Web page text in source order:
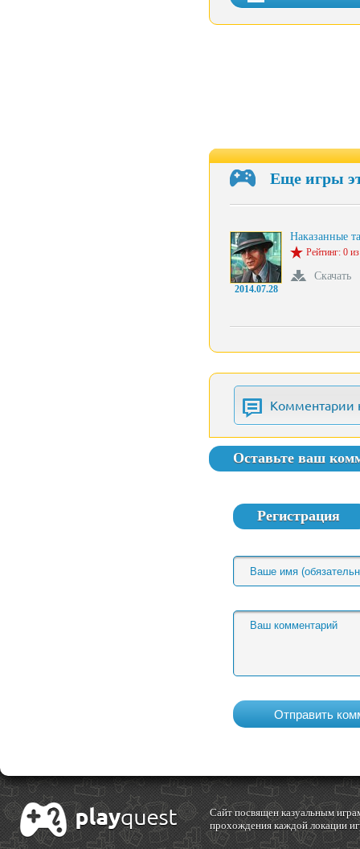
Еще игры
2014.07.28
Наказанные
Рейтинг: 0
Скачать
Комментарии
Оставьте ваш
Регистрация
Cайт посвящен казуальным
прохождения каждой локации